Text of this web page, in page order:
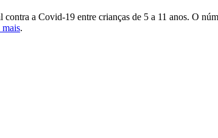
a Covid-19 entre crianças de 5 a 11 anos. O
.